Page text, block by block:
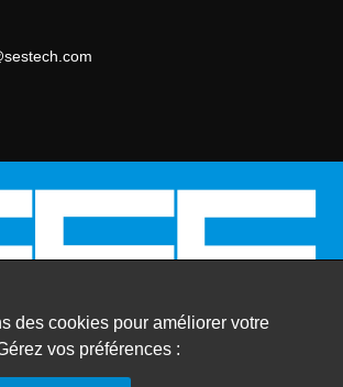
des cookies pour améliorer votre
vos préférences :